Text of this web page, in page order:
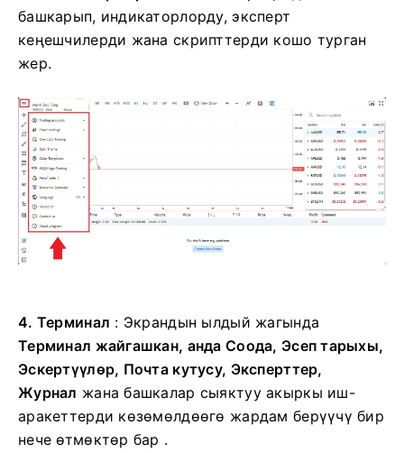
башкарып, индикаторлорду, эксперт
кеңешчилерди жана скрипттерди кошо турган
жер.
4. Терминал : Экрандын ылдый жагында
Терминал жайгашкан, анда Соода, Эсеп тарыхы,
Эскертүүлөр, Почта кутусу, Эксперттер,
Журнал жана башкалар сыяктуу акыркы иш-
аракеттерди көзөмөлдөөгө жардам берүүчү бир
нече өтмөктөр бар .